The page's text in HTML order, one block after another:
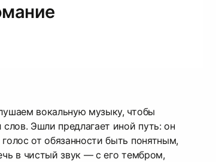
вокальную музыку, чтобы
слов. Эшли предлагает иной путь: он
от обязанности быть понятным,
в чистый звук — с его тембром,